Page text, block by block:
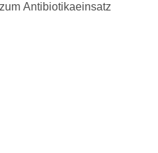
Antibiotikaeinsatz